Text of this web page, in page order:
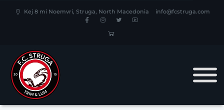
Kej 8 mi Noemvri, Struga, North Macedonia info@fcstruga.com